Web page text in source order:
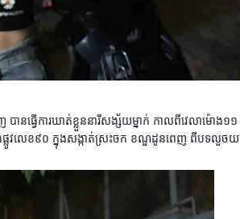
ានធ្វើការឃាត់ខ្លួននារីសង្ស័យម្នាក់ កាលពីវេលាម៉ោង១១​
ផ្លូវលេខ៩០​ ក្នុងសង្កាត់ស្រះចក​ ខណ្ឌដូនពេញ​ ពីបទលួចយ